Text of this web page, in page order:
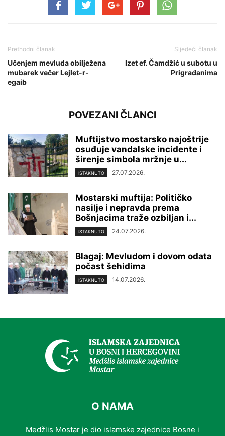
Prethodni članak
Učenjem mevluda obilježena
mubarek večer Lejlet-r-
egaib
Sljedeći članak
Izet ef. Čamdžić u subotu u
Prigrađanima
POVEZANI ČLANCI
Muftijstvo mostarsko najoštrije
osuđuje vandalske incidente i
širenje simbola mržnje u...
ISTAKNUTO 27.07.2026.
Mostarski muftija: Političko
nasilje i nepravda prema
Bošnjacima traže ozbiljan i...
ISTAKNUTO 24.07.2026.
Blagaj: Mevludom i dovom odata
počast šehidima
ISTAKNUTO 14.07.2026.
O NAMA
Medžlis Mostar je dio islamske zajednice Bosne i